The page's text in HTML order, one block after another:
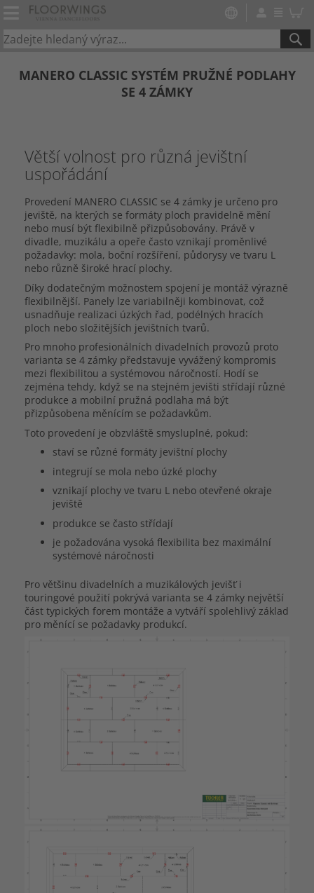
MANERO CLASSIC SYSTÉM PRUŽNÉ PODLAHY
SE 4 ZÁMKY
Větší volnost pro různá jevištní
uspořádání
Provedení MANERO CLASSIC se 4 zámky je určeno pro
jeviště, na kterých se formáty ploch pravidelně mění
nebo musí být flexibilně přizpůsobovány. Právě v
divadle, muzikálu a opeře často vznikají proměnlivé
požadavky: mola, boční rozšíření, půdorysy ve tvaru L
nebo různě široké hrací plochy.
Díky dodatečným možnostem spojení je montáž výrazně
flexibilnější. Panely lze variabilněji kombinovat, což
usnadňuje realizaci úzkých řad, podélných hracích
ploch nebo složitějších jevištních tvarů.
Pro mnoho profesionálních divadelních provozů proto
varianta se 4 zámky představuje vyvážený kompromis
mezi flexibilitou a systémovou náročností. Hodí se
zejména tehdy, když se na stejném jevišti střídají různé
produkce a mobilní pružná podlaha má být
přizpůsobena měnícím se požadavkům.
Toto provedení je obzvláště smysluplné, pokud:
staví se různé formáty jevištní plochy
integrují se mola nebo úzké plochy
vznikají plochy ve tvaru L nebo otevřené okraje
jeviště
produkce se často střídají
je požadována vysoká flexibilita bez maximální
systémové náročnosti
Pro většinu divadelních a muzikálových jevišť i
touringové použití pokrývá varianta se 4 zámky největší
část typických forem montáže a vytváří spolehlivý základ
pro měnící se požadavky produkcí.